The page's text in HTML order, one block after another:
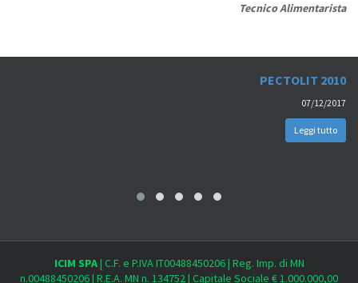
Tecnico Alimentarista
PECTOLIT 2010
07/12/2017
Leggi tutto
ICIM SPA| C.F. e P.IVA IT00488450206 | Reg. Imp. di MN
n.00488450206 | R.E.A. MN n. 134752 | Capitale Sociale € 1.000.000,00